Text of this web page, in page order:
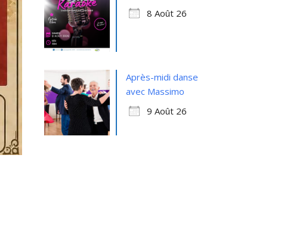
8 Août 26
Après-midi danse
avec Massimo
9 Août 26